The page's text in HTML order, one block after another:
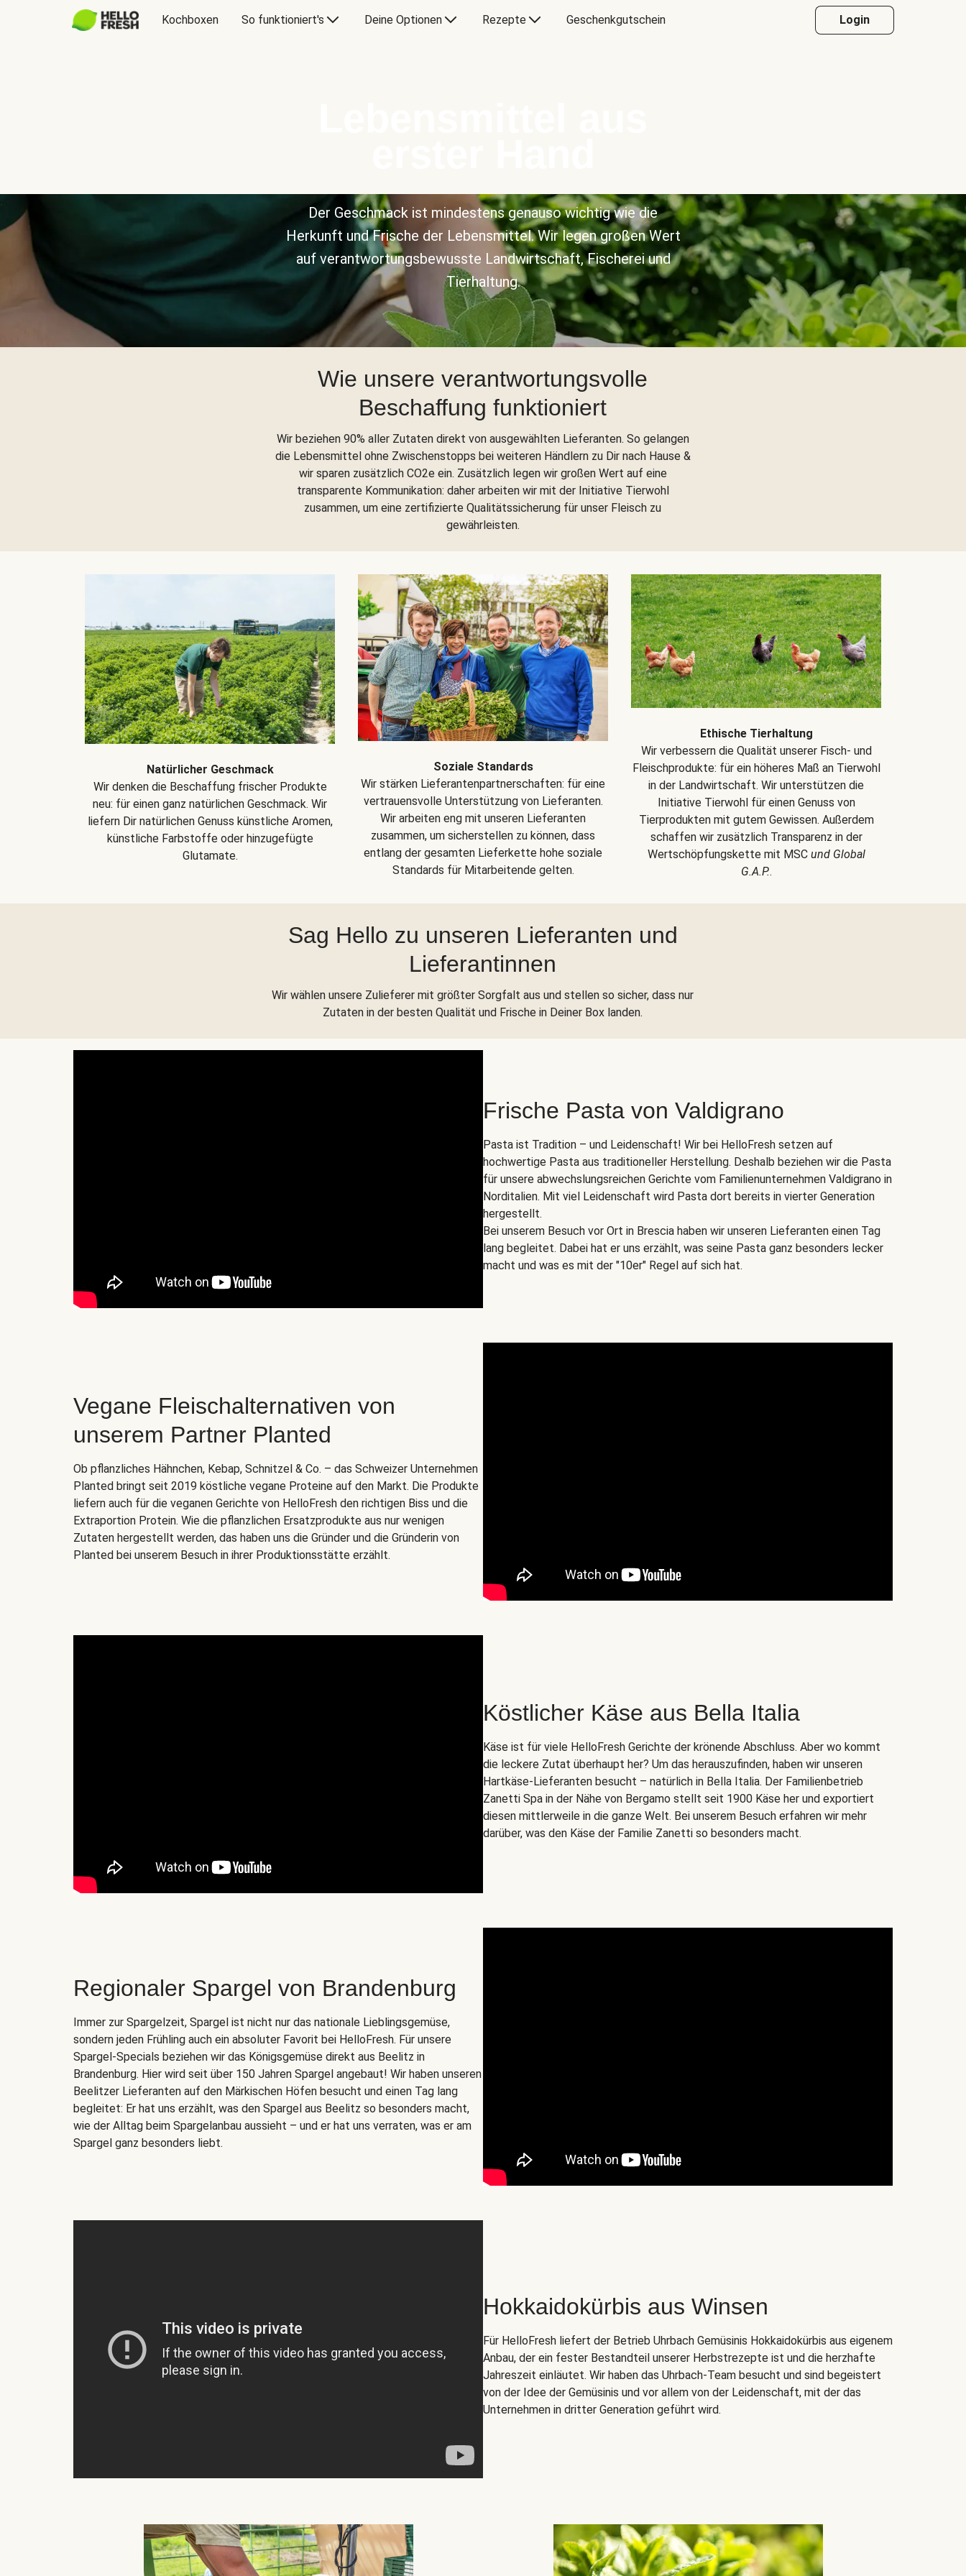
Kochboxen So funktioniert's Deine Optionen Rezepte Geschenkgutschein Login
Der Geschmack ist mindestens genauso wichtig wie die
Herkunft und Frische der Lebensmittel. Wir legen großen Wert
auf verantwortungsbewusste Landwirtschaft, Fischerei und
Tierhaltung.
Wie unsere verantwortungsvolle
Beschaffung funktioniert
Wir beziehen 90% aller Zutaten direkt von ausgewählten Lieferanten. So gelangen
die Lebensmittel ohne Zwischenstopps bei weiteren Händlern zu Dir nach Hause &
wir sparen zusätzlich CO2e ein. Zusätzlich legen wir großen Wert auf eine
transparente Kommunikation: daher arbeiten wir mit der Initiative Tierwohl
zusammen, um eine zertifizierte Qualitätssicherung für unser Fleisch zu
gewährleisten.
Natürlicher Geschmack
Wir denken die Beschaffung frischer Produkte
neu: für einen ganz natürlichen Geschmack. Wir
liefern Dir natürlichen Genuss künstliche Aromen,
künstliche Farbstoffe oder hinzugefügte
Glutamate.
Soziale Standards
Wir stärken Lieferantenpartnerschaften: für eine
vertrauensvolle Unterstützung von Lieferanten.
Wir arbeiten eng mit unseren Lieferanten
zusammen, um sicherstellen zu können, dass
entlang der gesamten Lieferkette hohe soziale
Standards für Mitarbeitende gelten.
Ethische Tierhaltung
Wir verbessern die Qualität unserer Fisch- und
Fleischprodukte: für ein höheres Maß an Tierwohl
in der Landwirtschaft. Wir unterstützen die
Initiative Tierwohl für einen Genuss von
Tierprodukten mit gutem Gewissen. Außerdem
schaffen wir zusätzlich Transparenz in der
Wertschöpfungskette mit MSCund Global
G.A.P..
Sag Hello zu unseren Lieferanten und
Lieferantinnen
Wir wählen unsere Zulieferer mit größter Sorgfalt aus und stellen so sicher, dass nur
Zutaten in der besten Qualität und Frische in Deiner Box landen.
Frische Pasta von Valdigrano
Pasta ist Tradition – und Leidenschaft! Wir bei HelloFresh setzen auf
hochwertige Pasta aus traditioneller Herstellung. Deshalb beziehen wir die Pasta
für unsere abwechslungsreichen Gerichte vom Familienunternehmen Valdigrano in
Norditalien. Mit viel Leidenschaft wird Pasta dort bereits in vierter Generation
hergestellt.
Bei unserem Besuch vor Ort in Brescia haben wir unseren Lieferanten einen Tag
lang begleitet. Dabei hat er uns erzählt, was seine Pasta ganz besonders lecker
macht und was es mit der "10er" Regel auf sich hat.
Vegane Fleischalternativen von
unserem Partner Planted
Ob pflanzliches Hähnchen, Kebap, Schnitzel & Co. – das Schweizer Unternehmen
Planted bringt seit 2019 köstliche vegane Proteine auf den Markt. Die Produkte
liefern auch für die veganen Gerichte von HelloFresh den richtigen Biss und die
Extraportion Protein. Wie die pflanzlichen Ersatzprodukte aus nur wenigen
Zutaten hergestellt werden, das haben uns die Gründer und die Gründerin von
Planted bei unserem Besuch in ihrer Produktionsstätte erzählt.
Köstlicher Käse aus Bella Italia
Käse ist für viele HelloFresh Gerichte der krönende Abschluss. Aber wo kommt
die leckere Zutat überhaupt her? Um das herauszufinden, haben wir unseren
Hartkäse-Lieferanten besucht – natürlich in Bella Italia. Der Familienbetrieb
Zanetti Spa in der Nähe von Bergamo stellt seit 1900 Käse her und exportiert
diesen mittlerweile in die ganze Welt. Bei unserem Besuch erfahren wir mehr
darüber, was den Käse der Familie Zanetti so besonders macht.
Regionaler Spargel von Brandenburg
Immer zur Spargelzeit, Spargel ist nicht nur das nationale Lieblingsgemüse,
sondern jeden Frühling auch ein absoluter Favorit bei HelloFresh. Für unsere
Spargel-Specials beziehen wir das Königsgemüse direkt aus Beelitz in
Brandenburg. Hier wird seit über 150 Jahren Spargel angebaut! Wir haben unseren
Beelitzer Lieferanten auf den Märkischen Höfen besucht und einen Tag lang
begleitet: Er hat uns erzählt, was den Spargel aus Beelitz so besonders macht,
wie der Alltag beim Spargelanbau aussieht – und er hat uns verraten, was er am
Spargel ganz besonders liebt.
Hokkaidokürbis aus Winsen
Für HelloFresh liefert der Betrieb Uhrbach Gemüsinis Hokkaidokürbis aus eigenem
Anbau, der ein fester Bestandteil unserer Herbstrezepte ist und die herzhafte
Jahreszeit einläutet. Wir haben das Uhrbach-Team besucht und sind begeistert
von der Idee der Gemüsinis und vor allem von der Leidenschaft, mit der das
Unternehmen in dritter Generation geführt wird.